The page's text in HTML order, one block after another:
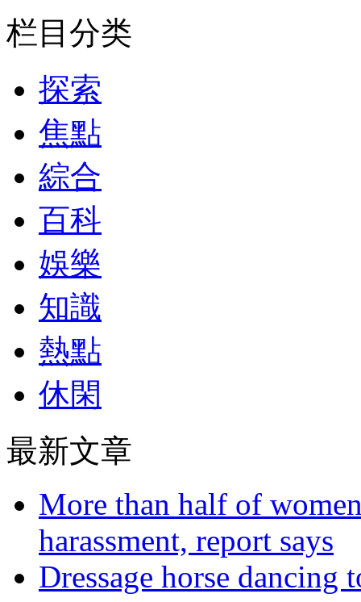
栏目分类
探索
焦點
綜合
百科
娛樂
知識
熱點
休閑
最新文章
More than half of
harassment, report says
Dressage horse dancing